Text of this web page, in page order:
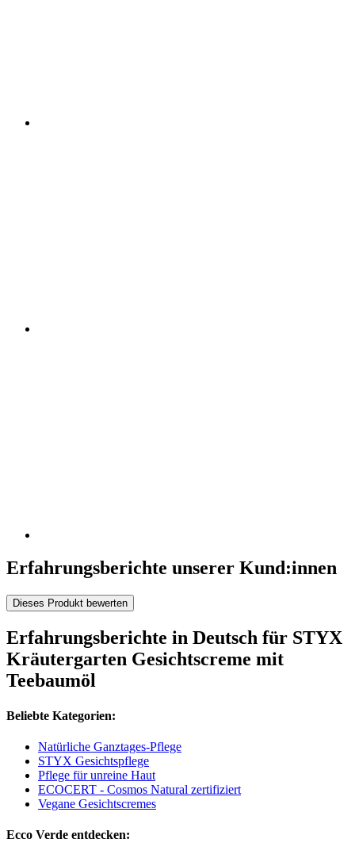
Erfahrungsberichte unserer Kund:innen
Dieses Produkt bewerten
Erfahrungsberichte in Deutsch für STYX
Kräutergarten Gesichtscreme mit
Teebaumöl
Beliebte Kategorien:
Natürliche Ganztages-Pflege
STYX Gesichtspflege
Pflege für unreine Haut
ECOCERT - Cosmos Natural zertifiziert
Vegane Gesichtscremes
Ecco Verde entdecken: